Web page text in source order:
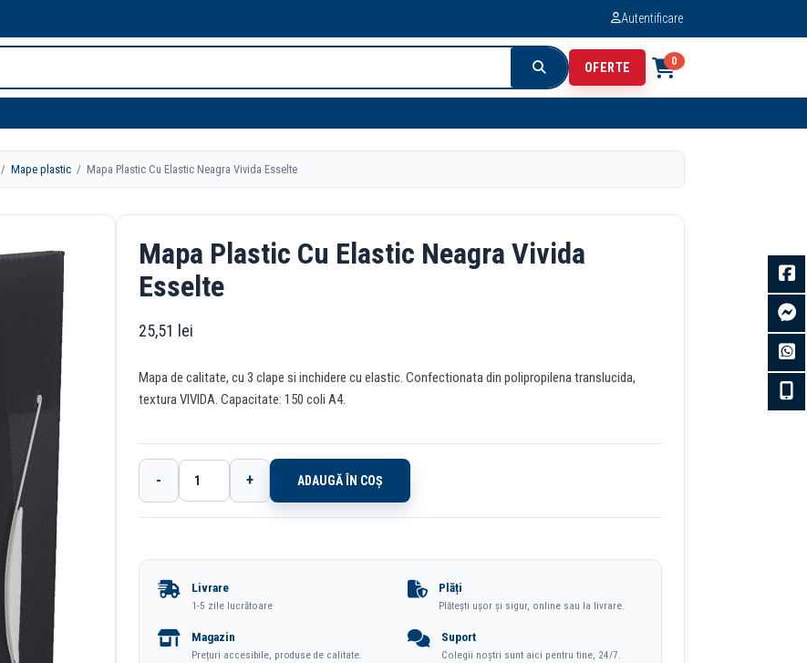
Autentificare
OFERTE 0
/Mape plastic / Mapa Plastic Cu Elastic Neagra Vivida Esselte
Mapa Plastic Cu Elastic Neagra Vivida
Esselte
25,51 lei
Mapa de calitate, cu 3 clape si inchidere cu elastic. Confectionata din polipropilena translucida,
textura VIVIDA. Capacitate: 150 coli A4.
Cantitate
Mapa
Elastic
Neagra
- + ADAUGĂ ÎN COȘ
Livrare
1-5 zile lucrătoare
Plăți
Plătești ușor și sigur, online sau la livrare.
Magazin
Prețuri accesibile, produse de calitate.
Suport
Colegii noștri sunt aici pentru tine, 24/7.